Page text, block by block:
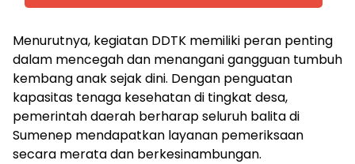
Menurutnya, kegiatan DDTK memiliki peran penting
dalam mencegah dan menangani gangguan tumbuh
kembang anak sejak dini. Dengan penguatan
kapasitas tenaga kesehatan di tingkat desa,
pemerintah daerah berharap seluruh balita di
Sumenep mendapatkan layanan pemeriksaan
secara merata dan berkesinambungan.